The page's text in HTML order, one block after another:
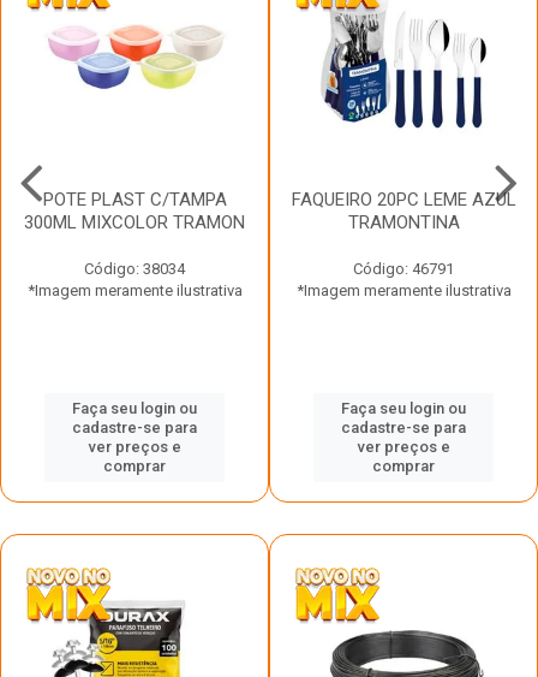
POTE PLAST C/TAMPA
300ML MIXCOLOR TRAMON
Código: 38034
*Imagem meramente ilustrativa
Faça seu login ou
cadastre-se para
ver preços e
comprar
FAQUEIRO 20PC LEME AZUL
TRAMONTINA
Código: 46791
*Imagem meramente ilustrativa
Faça seu login ou
cadastre-se para
ver preços e
comprar